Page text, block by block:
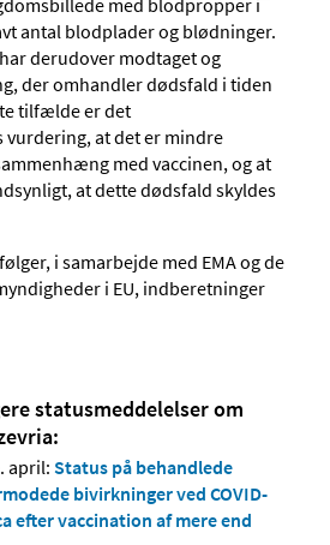
antal blodplader og blødninger.
derudover modtaget og
der omhandler dødsfald i tiden
tilfælde er det
at det er mindre
med vaccinen, og at
at dette dødsfald skyldes
i samarbejde med EMA og de
i EU, indberetninger
statusmeddelelser om
april: Status på behandlede
bivirkninger ved COVID-
efter vaccination af mere end